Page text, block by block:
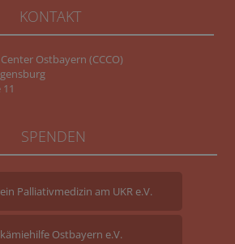
KONTAKT
Ostbayern (CCCO)
SPENDEN
Palliativmedizin am UKR e.V.
Ostbayern e.V.